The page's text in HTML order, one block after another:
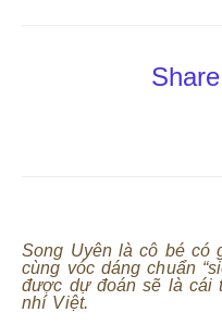
Song Uyên là cô bé có
cùng vóc dáng chuẩn
được dự đoán sẽ là cái
nhí Việt.